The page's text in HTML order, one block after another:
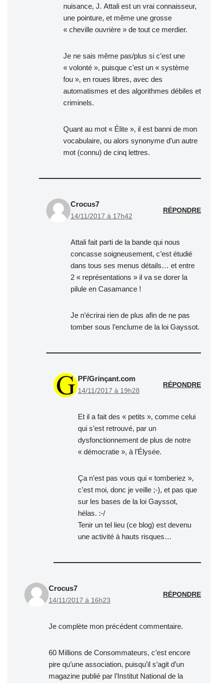
nuisance, J. Attali est un vrai connaisseur,
une pointure, et même une grosse
« cheville ouvrière » de tout ce merdier.
Je ne sais même pas/plus si c’est une
« volonté », puisque c’est un « système
fou », en roues libres, avec des
automatismes et des algorithmes débiles et
criminels.
Quant au mot « Élite », il est banni de mon
vocabulaire, ou alors synonyme d’un autre
mot (connu) de cinq lettres.
Crocus7
14/11/2017 à 17h42
RÉPONDRE
Attali fait parti de la bande qui nous
concasse soigneusement, c’est étudié
dans tous ses menus détails… et entre
2 « représentations » il va se dorer la
pilule en Casamance !
Je n’écrirai rien de plus afin de ne pas
tomber sous l’enclume de la loi Gayssot.
PF/Grinçant.com
14/11/2017 à 19h28
RÉPONDRE
Et il a fait des « petits », comme celui
qui s’est retrouvé, par un
dysfonctionnement de plus de notre
« démocratie », à l’Élysée.
Ça n’est pas vous qui « tomberiez »,
c’est moi, donc je veille ;-), et pas que
sur les bases de la loi Gayssot,
hélas. :-/
Tenir un tel lieu (ce blog) est devenu
une activité à hauts risques…
Crocus7
14/11/2017 à 16h23
RÉPONDRE
Je complète mon précédent commentaire.
60 Millions de Consommateurs, c’est encore
pire qu’une association, puisqu’il s’agit d’un
magazine publié par l’Institut National de la